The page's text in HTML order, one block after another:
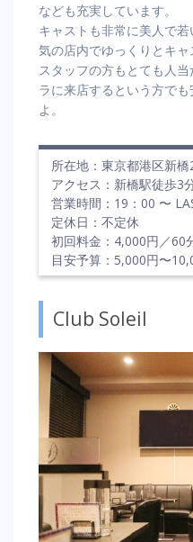
なども充実しています。
キャストも非常に美人で
気の店内でゆっくりとキャ
スタッフの方もとても人
ラに来店するという方で
よ。
所在地：東京都港区新
アクセス：新橋駅徒歩3
営業時間：19：00 〜
定休日：不定休
初回料金：4,000円／60
目安予算：5,000円〜
Club Soleil